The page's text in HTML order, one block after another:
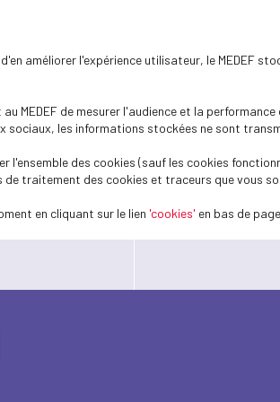
améliorer l'expérience utilisateur, le MEDEF
MEDEF de mesurer l'audience et la
sociaux, les informations stockées ne sont
l'ensemble des cookies (sauf les cookies
traitement des cookies et traceurs que vous
en cliquant sur le lien 'cookies' en bas de